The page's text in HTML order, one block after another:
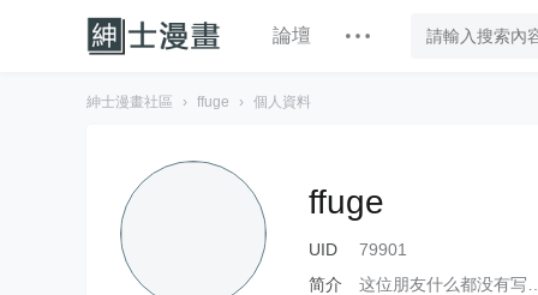
論壇
紳士漫畫社區 › ffuge › 個人資料
ffuge
UID
79901
简介
这位朋友什么都没有写